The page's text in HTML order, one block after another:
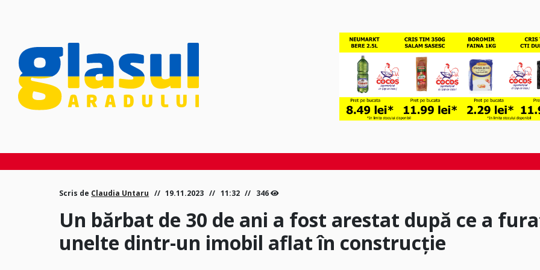
Scris de Claudia Untaru 19.11.2023 11:32 346
Un bărbat de 30 de ani a fost arestat după ce a
unelte dintr-un imobil aflat în construcție